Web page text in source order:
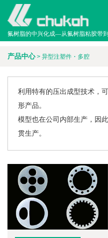
氟树脂的中兴化成—从氟树脂粘胶带
产品中心> 异型注塑件・多腔
利用特有的压出成型技术，
形产品。
模型也在公司内部生产，因
贯生产。